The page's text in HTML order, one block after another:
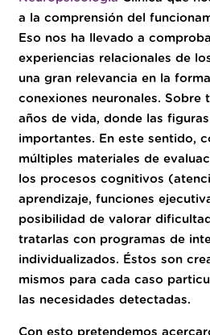
a la comprensión del
Eso nos ha llevado a
experiencias relacionales de
una gran relevancia en la
conexiones neuronales. Sobre
años de vida, donde las
importantes. En este sentido,
múltiples materiales de
los procesos cognitivos
aprendizaje, funciones
posibilidad de valorar
tratarlas con programas de
individualizados. Éstos son
mismos para cada caso
las necesidades detectadas.
Con esto pretendemos